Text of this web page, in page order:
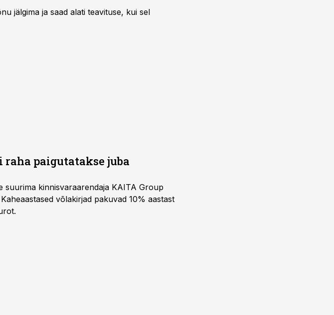
jälgima ja saad alati teavituse, kui sel
raha paigutatakse juba
suurima kinnisvaraarendaja KAITA Group
võlakirjad pakuvad 10% aastast